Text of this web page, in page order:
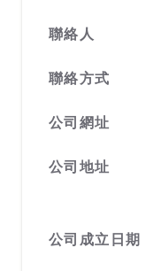
聯絡人
聯絡方式
公司網址
公司地址
公司成立日期